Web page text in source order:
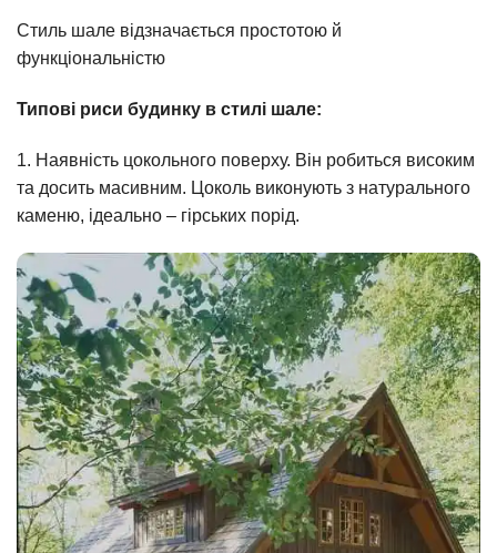
Стиль шале відзначається простотою й
функціональністю
Типові риси будинку в стилі шале:
1. Наявність цокольного поверху. Він робиться високим
та досить масивним. Цоколь виконують з натурального
каменю, ідеально – гірських порід.